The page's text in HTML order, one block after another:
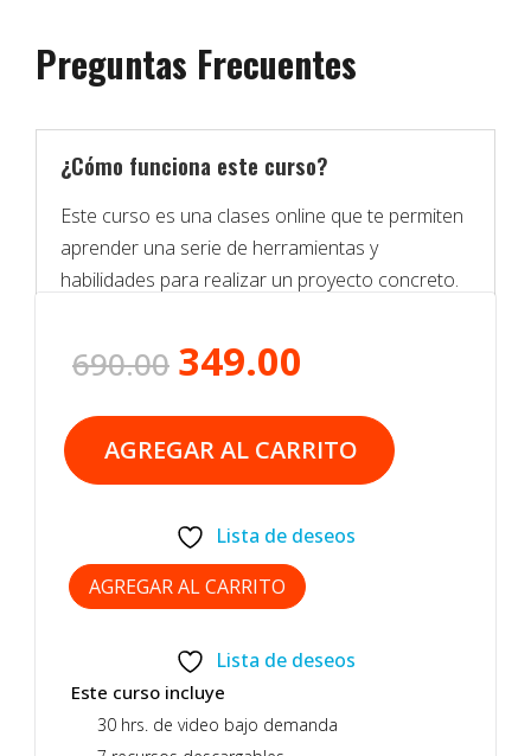
Preguntas Frecuentes
¿Cómo funciona este curso?
Este curso es una clases online que te permiten
aprender una serie de herramientas y
habilidades para realizar un proyecto concreto.
junto a materiales didácticos complementarios.
¿Cuando empieza el Curso?
690.00 El
original
era:
690.00.
349.00
actual
es:
349.00.
AGREGAR AL CARRITO
Lista de deseos
AGREGAR AL CARRITO
Lista de deseos
Este curso incluye
30 hrs. de video bajo demanda